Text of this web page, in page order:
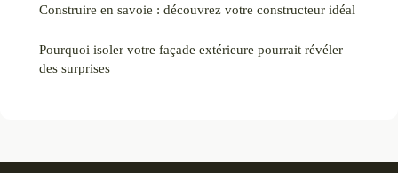
Construire en savoie : découvrez votre constructeur idéal
Pourquoi isoler votre façade extérieure pourrait révéler
des surprises